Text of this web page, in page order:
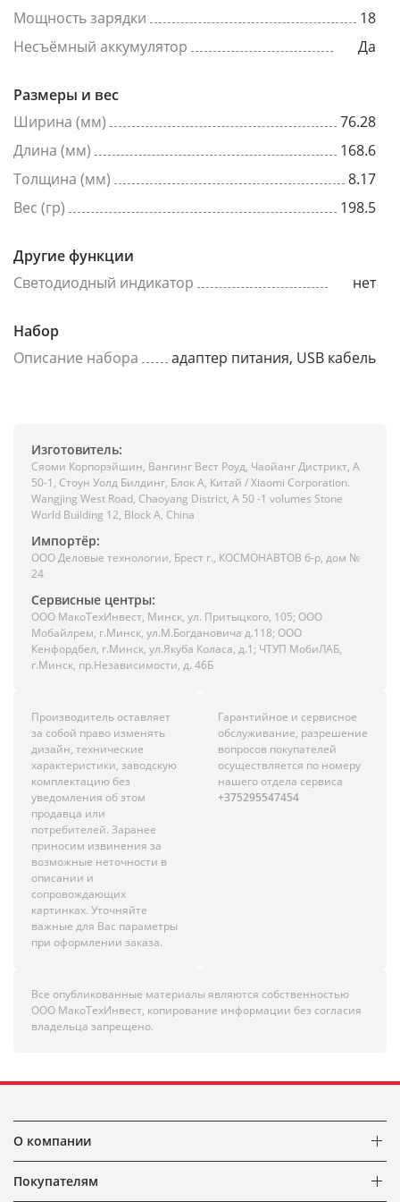
Мощность зарядки
18
Несъёмный аккумулятор
Да
Размеры и вес
Ширина (мм)
76.28
Длина (мм)
168.6
Толщина (мм)
8.17
Вес (гр)
198.5
Другие функции
Светодиодный индикатор
нет
Набор
Описание набора
адаптер питания, USB кабель
Изготовитель:
Сяоми Корпорэйшин, Вангинг Вест Роуд, Чаойанг Дистрикт, А
50-1, Стоун Уолд Билдинг, Блок А, Китай / Xiaomi Corporation.
Wangjing West Road, Chaoyang District, A 50 -1 volumes Stone
World Building 12, Block A, China
Импортёр:
ООО Деловые технологии, Брест г., КОСМОНАВТОВ б-р, дом №
24
Сервисные центры:
ООО МакоТехИнвест, Минск, ул. Притыцкого, 105; ООО
Мобайлрем, г.Минск, ул.М.Богдановича д.118; ООО
Кенфордбел, г.Минск, ул.Якуба Коласа, д.1; ЧТУП МобиЛАБ,
г.Минск, пр.Независимости, д. 46Б
Производитель оставляет
за собой право изменять
дизайн, технические
характеристики, заводскую
комплектацию без
уведомления об этом
продавца или
потребителей. Заранее
приносим извинения за
возможные неточности в
описании и
сопровождающих
картинках. Уточняйте
важные для Вас параметры
при оформлении заказа.
Гарантийное и сервисное
обслуживание, разрешение
вопросов покупателей
осуществляется по номеру
нашего отдела сервиса
+375295547454
Все опубликованные материалы являются собственностью
ООО МакоТехИнвест, копирование информации без согласия
владельца запрещено.
О компании
Покупателям